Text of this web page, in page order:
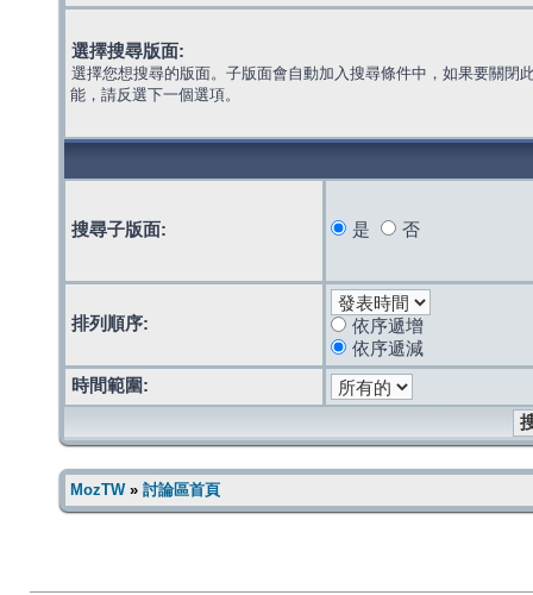
選擇搜尋版面:
選擇您想搜尋的版面。子版面會自動加入搜尋條件中，如果要關閉
能，請反選下一個選項。
搜尋子版面: 是 否
排列順序:
依序遞增
依序遞減
時間範圍:
MozTW» 討論區首頁